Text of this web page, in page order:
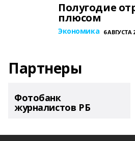
Полугодие
плюсом
Экономика 6 АВГУСТА
Партнеры
Фотобанк
журналистов РБ